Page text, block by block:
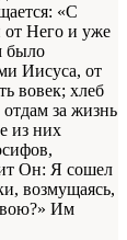
«С
от Него и уже
было
Иисуса, от
вовек; хлеб
за жизнь
из них
Он: Я сошел
возмущаясь,
Им